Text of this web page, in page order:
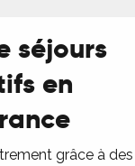
séjours
en
grâce à des